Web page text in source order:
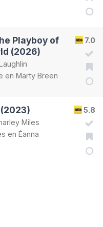
7.0
Playboy of
(2026)
en Marty Breen
5.8
Miles
en Éanna